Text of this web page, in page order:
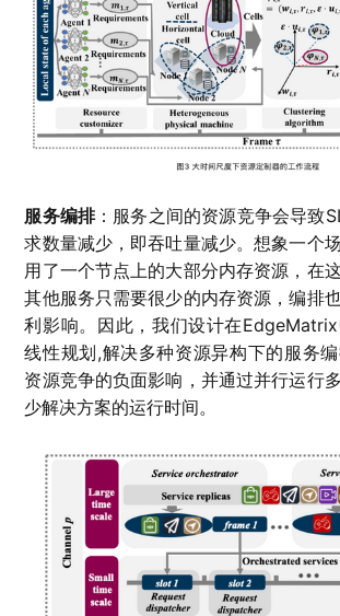
服务编排：服务之间的资源竞争会导致
求数量减少，即吞吐量减少。想象一个
用了一个节点上的大部分内存资源，在
其他服务只需要很少的内存资源，编排
利影响。因此，我们设计在
线性规划,解决多种资源异构下的服务
资源竞争的负面影响，并通过并行运行
少解决方案的运行时间。